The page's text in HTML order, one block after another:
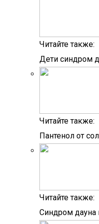
Читайте также:
Дети синдром
Читайте также:
Пантенол от
Читайте также:
Синдром дауна